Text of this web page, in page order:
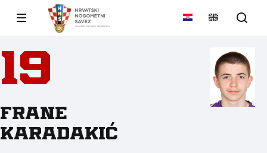
19
Frane
Karadakić